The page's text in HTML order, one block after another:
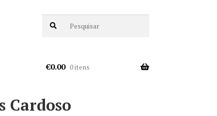
€0.00 0 itens
Cardoso